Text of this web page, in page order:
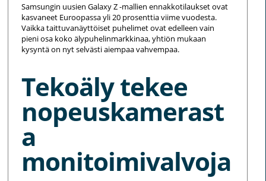
Samsungin uusien Galaxy Z -mallien ennakkotilaukset ovat
kasvaneet Euroopassa yli 20 prosenttia viime vuodesta.
Vaikka taittuvanäyttöiset puhelimet ovat edelleen vain
pieni osa koko älypuhelinmarkkinaa, yhtiön mukaan
kysyntä on nyt selvästi aiempaa vahvempaa.
Tekoäly tekee
nopeuskamerast
a
monitoimivalvoja